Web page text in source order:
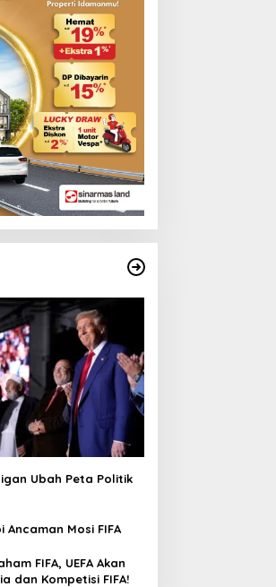
Ubah Peta Politik
Mosi FIFA
FIFA, UEFA Akan
dan Kompetisi FIFA!